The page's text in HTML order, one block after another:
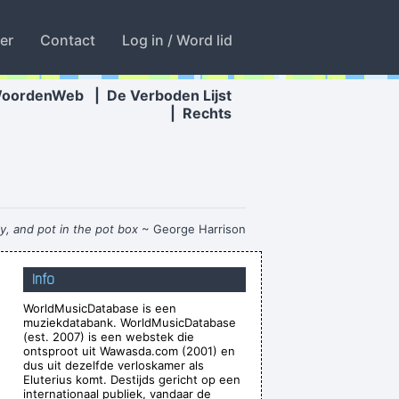
Contact Log in / Word lid
De Verboden Lijst
Rechts
and pot in the pot box ~ George Harrison
That When You Do That To Me It´s Not
Waar zijn die handen!?~ Regi Penxten
things off then put them in other places
format, but at the same time all of the
you couldn't do that.~ Mark Hollis
Info
WorldMusicDatabase is een
muziekdatabank. WorldMusicDatabase
(est. 2007) is een webstek die
ontsproot uit Wawasda.com (2001) en
dus uit dezelfde verloskamer als
Eluterius komt. Destijds gericht op een
internationaal publiek, vandaar de